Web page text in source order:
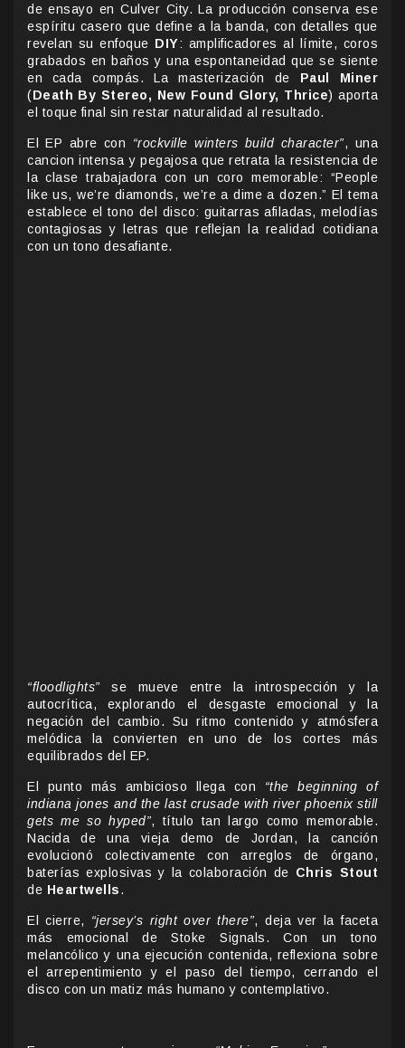
de ensayo en Culver City. La producción conserva ese
espíritu casero que define a la banda, con detalles que
revelan su enfoque DIY: amplificadores al límite, coros
grabados en baños y una espontaneidad que se siente
en cada compás. La masterización de Paul Miner
(Death By Stereo, New Found Glory, Thrice) aporta
el toque final sin restar naturalidad al resultado.
El EP abre con “rockville winters build character”, una
cancion intensa y pegajosa que retrata la resistencia de
la clase trabajadora con un coro memorable: “People
like us, we’re diamonds, we’re a dime a dozen.” El tema
establece el tono del disco: guitarras afiladas, melodías
contagiosas y letras que reflejan la realidad cotidiana
con un tono desafiante.
“floodlights” se mueve entre la introspección y la
autocrítica, explorando el desgaste emocional y la
negación del cambio. Su ritmo contenido y atmósfera
melódica la convierten en uno de los cortes más
equilibrados del EP.
El punto más ambicioso llega con “the beginning of
indiana jones and the last crusade with river phoenix still
gets me so hyped”, título tan largo como memorable.
Nacida de una vieja demo de Jordan, la canción
evolucionó colectivamente con arreglos de órgano,
baterías explosivas y la colaboración de Chris Stout
de Heartwells.
El cierre, “jersey’s right over there”, deja ver la faceta
más emocional de Stoke Signals. Con un tono
melancólico y una ejecución contenida, reflexiona sobre
el arrepentimiento y el paso del tiempo, cerrando el
disco con un matiz más humano y contemplativo.